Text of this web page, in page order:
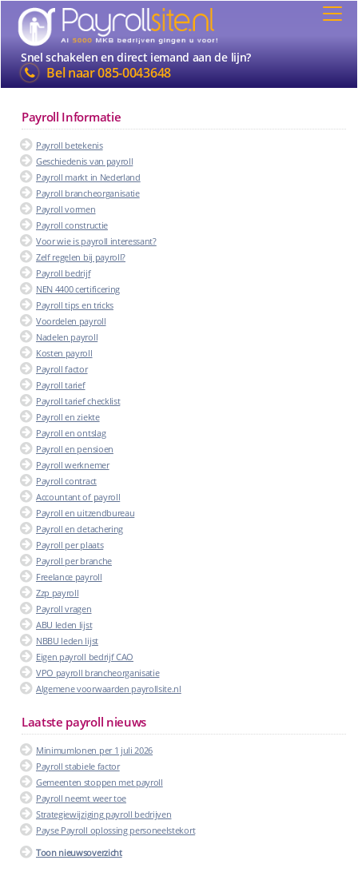
Snel schakelen en direct iemand aan de lijn?
Bel naar085-0043648
Payroll Informatie
Payroll betekenis
Geschiedenis van payroll
Payroll markt in Nederland
Payroll brancheorganisatie
Payroll vormen
Payroll constructie
Voor wie is payroll interessant?
Zelf regelen bij payroll?
Payroll bedrijf
NEN 4400 certificering
Payroll tips en tricks
Voordelen payroll
Nadelen payroll
Kosten payroll
Payroll factor
Payroll tarief
Payroll tarief checklist
Payroll en ziekte
Payroll en ontslag
Payroll en pensioen
Payroll werknemer
Payroll contract
Accountant of payroll
Payroll en uitzendbureau
Payroll en detachering
Payroll per plaats
Payroll per branche
Freelance payroll
Zzp payroll
Payroll vragen
ABU leden lijst
NBBU leden lijst
Eigen payroll bedrijf CAO
VPO payroll brancheorganisatie
Algemene voorwaarden payrollsite.nl
Laatste payroll nieuws
Minimumlonen per 1 juli 2026
Payroll stabiele factor
Gemeenten stoppen met payroll
Payroll neemt weer toe
Strategiewijziging payroll bedrijven
Payse Payroll oplossing personeelstekort
Toon nieuwsoverzicht